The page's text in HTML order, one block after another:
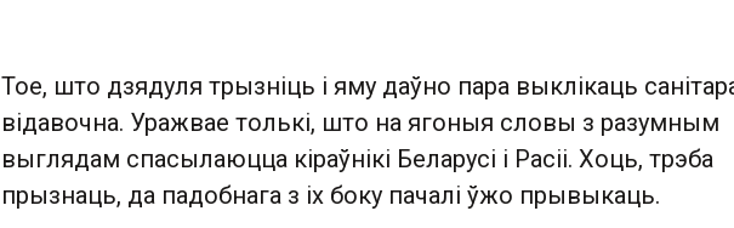
Тое, што дзядуля трызніць і яму даўно пара выклікаць
відавочна. Уражвае толькі, што на ягоныя словы з разумным
выглядам спасылаюцца кіраўнікі Беларусі і Расіі. Хоць, трэба
прызнаць, да падобнага з іх боку пачалі ўжо прывыкаць.